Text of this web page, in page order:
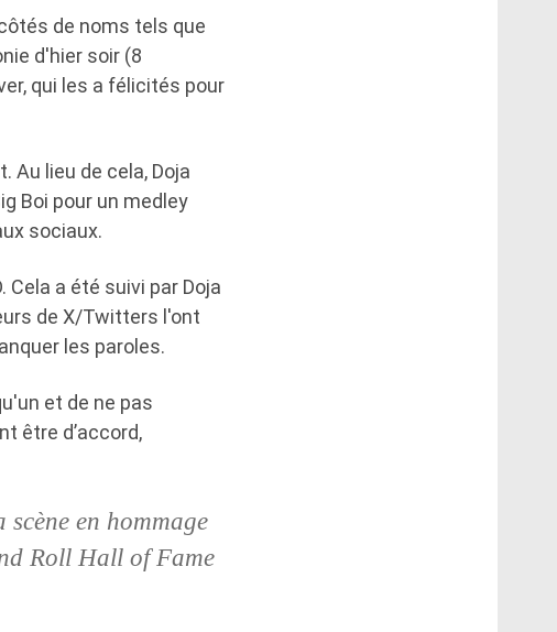
de noms tels que
d'hier soir (8
qui les a félicités pour
Au lieu de cela, Doja
Boi pour un medley
sociaux.
a été suivi par Doja
de X/Twitters l'ont
les paroles.
et de ne pas
être d’accord,
en hommage
Roll Hall of Fame